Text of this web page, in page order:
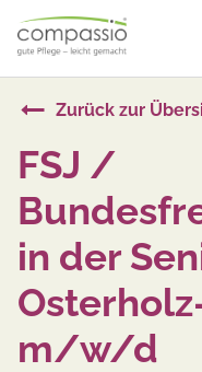
content
Zurück zur
FSJ /
in der
m/w/d